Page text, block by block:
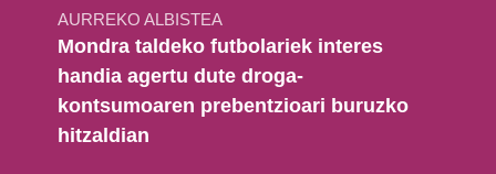
AURREKO ALBISTEA
Mondra taldeko futbolariek interes
handia agertu dute droga-
kontsumoaren prebentzioari buruzko
hitzaldian